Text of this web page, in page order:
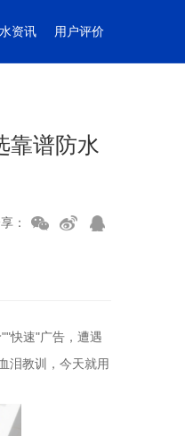
资讯 用户评价
靠谱防水
：
""快速"广告，遭遇
泪教训，今天就用